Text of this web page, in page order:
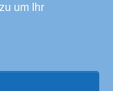
um IhrOnline,
/ the digital